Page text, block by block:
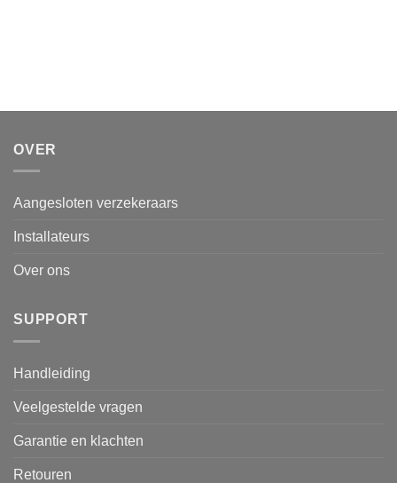
OVER
Aangesloten verzekeraars
Installateurs
Over ons
SUPPORT
Handleiding
Veelgestelde vragen
Garantie en klachten
Retouren